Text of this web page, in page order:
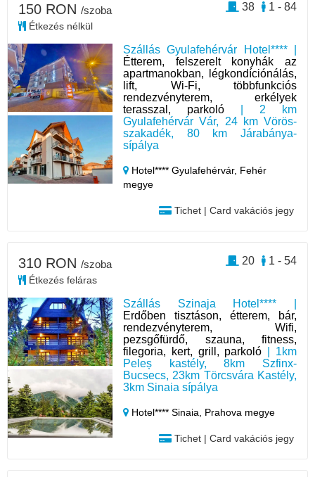
Szállás Gyulafehérvár Hotel**** |
Étterem, felszerelt konyhák az
apartmanokban, légkondíciónálás,
lift, Wi-Fi, többfunkciós
rendezvényterem, erkélyek
terasszal, parkoló | 2 km
Gyulafehérvár Vár, 24 km Vörös-
szakadék, 80 km Járabánya-
sípálya
Hotel**** Gyulafehérvár, Fehér
megye
Tichet | Card vakációs jegy
150 RON /szoba
Étkezés nélkül
1 - 84
38
Szállás Szinaja Hotel**** |
Erdőben tisztáson, étterem, bár,
rendezvényterem, Wifi,
pezsgőfürdő, szauna, fitness,
filegoria, kert, grill, parkoló | 1km
Peleș kastély, 8km Szfinx-
Bucsecs, 23km Törcsvára Kastély,
3km Sinaia sípálya
Hotel**** Sinaia, Prahova megye
Tichet | Card vakációs jegy
310 RON /szoba
Étkezés feláras
1 - 54
20